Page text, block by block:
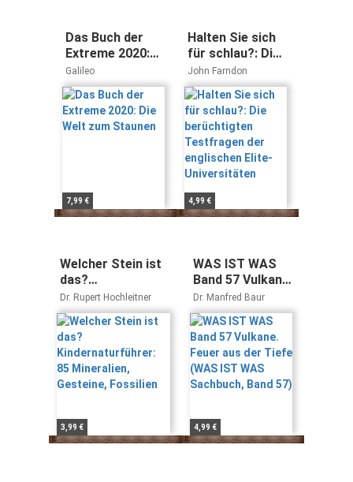
Das Buch der
Extreme 2020:
Die Welt zum
Staunen
Galileo
7,99 €
Halten Sie sich
für schlau?: Die
berüchtigten
Testfragen der
englischen Elite-
Universitäten
John Farndon
4,99 €
Welcher Stein ist
das?
Kindernaturführer:
85 Mineralien,
Gesteine,
Fossilien
Dr. Rupert Hochleitner
3,99 €
WAS IST WAS
Band 57 Vulkane.
Feuer aus der
Tiefe (WAS IST
WAS Sachbuch,
Band 57)
Dr. Manfred Baur
4,99 €